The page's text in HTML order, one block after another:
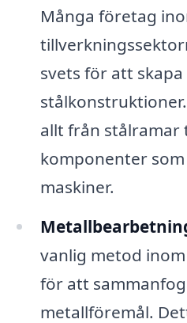
Många företag
svets för att
allt från stålramar
komponenter
maskiner.
vanlig metod
för att
metallföremål.